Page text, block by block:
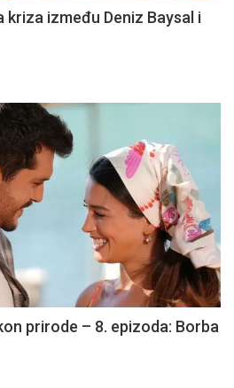
kriza između Deniz Baysal i
prirode – 8. epizoda: Borba